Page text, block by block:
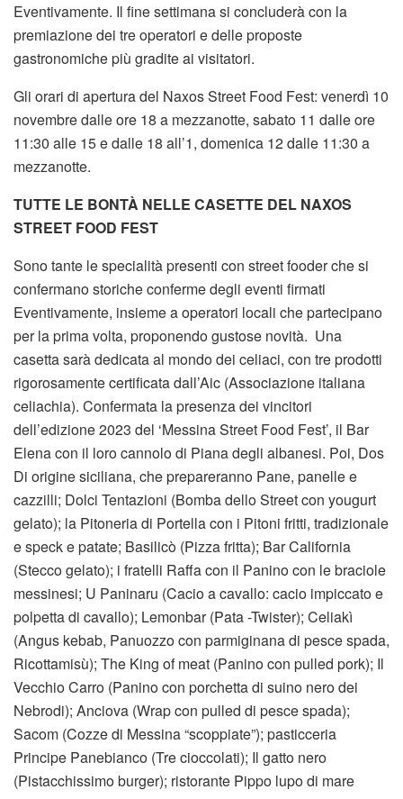
Eventivamente. Il fine settimana si concluderà con la
premiazione dei tre operatori e delle proposte
gastronomiche più gradite ai visitatori.
Gli orari di apertura del Naxos Street Food Fest: venerdì 10
novembre dalle ore 18 a mezzanotte, sabato 11 dalle ore
11:30 alle 15 e dalle 18 all’1, domenica 12 dalle 11:30 a
mezzanotte.
TUTTE LE BONTÀ NELLE CASETTE DEL NAXOS
STREET FOOD FEST
Sono tante le specialità presenti con street fooder che si
confermano storiche conferme degli eventi firmati
Eventivamente, insieme a operatori locali che partecipano
per la prima volta, proponendo gustose novità. Una
casetta sarà dedicata al mondo dei celiaci, con tre prodotti
rigorosamente certificata dall’Aic (Associazione italiana
celiachia). Confermata la presenza dei vincitori
dell’edizione 2023 del ‘Messina Street Food Fest’, il Bar
Elena con il loro cannolo di Piana degli albanesi. Poi, Dos
Di origine siciliana, che prepareranno Pane, panelle e
cazzilli; Dolci Tentazioni (Bomba dello Street con yougurt
gelato); la Pitoneria di Portella con i Pitoni fritti, tradizionale
e speck e patate; Basilicò (Pizza fritta); Bar California
(Stecco gelato); i fratelli Raffa con il Panino con le braciole
messinesi; U Paninaru (Cacio a cavallo: cacio impiccato e
polpetta di cavallo); Lemonbar (Pata -Twister); Celiakì
(Angus kebab, Panuozzo con parmiginana di pesce spada,
Ricottamisù); The King of meat (Panino con pulled pork); Il
Vecchio Carro (Panino con porchetta di suino nero dei
Nebrodi); Anciova (Wrap con pulled di pesce spada);
Sacom (Cozze di Messina “scoppiate”); pasticceria
Principe Panebianco (Tre cioccolati); Il gatto nero
(Pistacchissimo burger); ristorante Pippo lupo di mare